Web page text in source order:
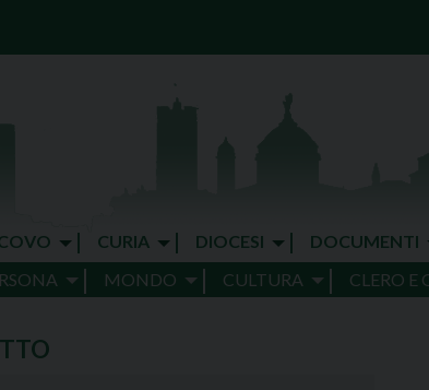
CURIA DIOCESI DOCUMENTI
MONDO CULTURA CLERO E